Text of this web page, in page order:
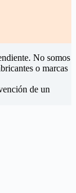
No somos
o marcas
de un